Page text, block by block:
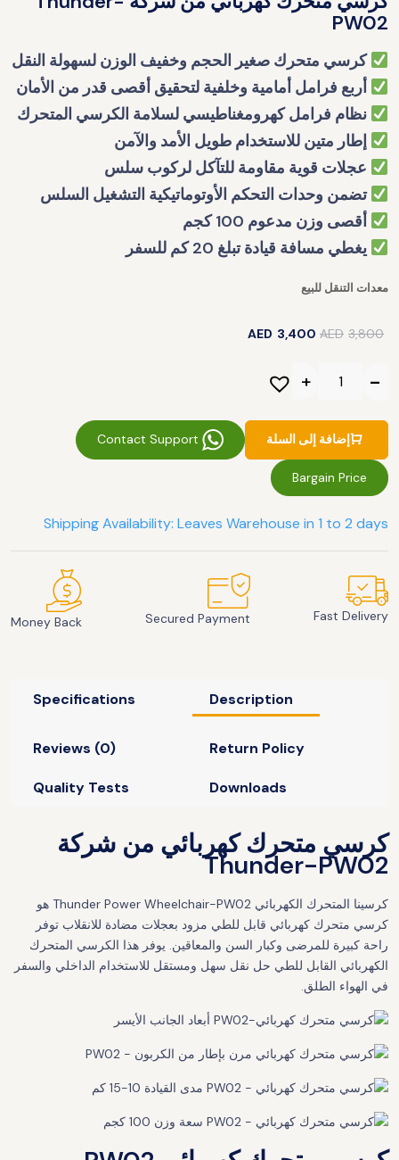
PW02
AED 3,800
AED 3,400
كرسي متحرك صغير الحجم وخفيف الوزن لسهولة النقل
أربع فرامل أمامية وخلفية لتحقيق أقصى قدر من الأمان
نظام فرامل كهرومغناطيسي لسلامة الكرسي المتحرك
إطار متين للاستخدام طويل الأمد والآمن
عجلات قوية مقاومة للتآكل لركوب سلس
تضمن وحدات التحكم الأوتوماتيكية التشغيل السلس
أقصى وزن مدعوم 100 كجم
يغطي مسافة قيادة تبلغ 20 كم للسفر
معدات التنقل للبيع
إضافة إلى السلة
Bargain Price
Shipping Availability: Leaves Warehouse in 1 to 2 days
Fast Delivery
Secured Payment
Money Back
Description
Specifications
Return Policy
Reviews (0)
Downloads
Quality Tests
كرسي متحرك كهربائي من شركة
Thunder-PW02
كرسينا المتحرك الكهربائي Thunder Power Wheelchair-PW02 هو
كرسي متحرك كهربائي قابل للطي مزود بعجلات مضادة للانقلاب توفر
راحة كبيرة للمرضى وكبار السن والمعاقين. يوفر هذا الكرسي المتحرك
الكهربائي القابل للطي حل نقل سهل ومستقل للاستخدام الداخلي والسفر
في الهواء الطلق.